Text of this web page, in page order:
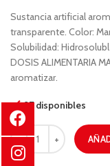
Sustancia artificial
transparente. Color:
Solubilidad:
DOSIS ALIMENTARIA
aromatizar.
97 disponibles